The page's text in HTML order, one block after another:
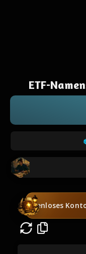
ETF-
Kostenloses